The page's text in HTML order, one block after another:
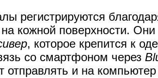
регистрируются
кожной поверхности. Они
, которое крепится к
со смартфоном через
и на компьютер